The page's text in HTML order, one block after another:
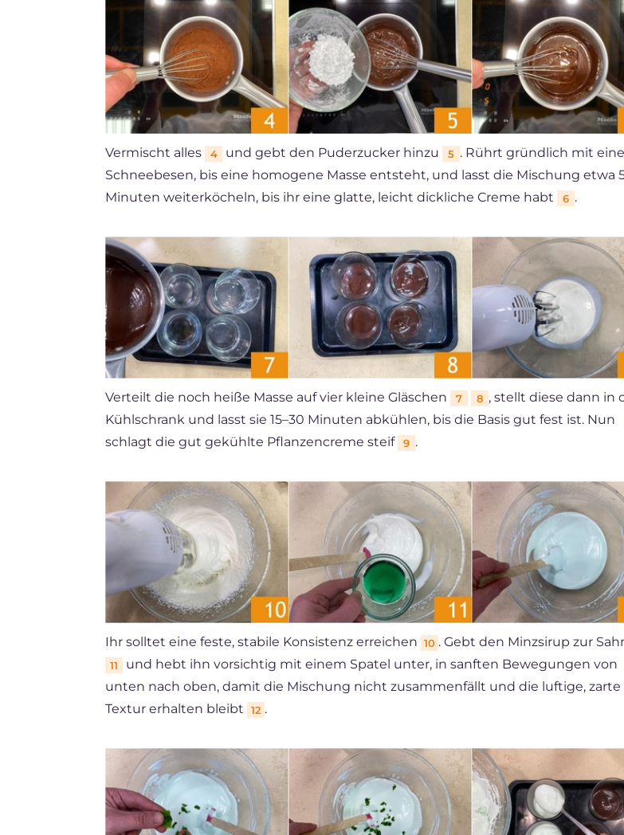
Vermischt alles 4 und gebt den Puderzucker hinzu 5 . Rührt gründlich mit
Schneebesen, bis eine homogene Masse entsteht, und lasst die Mischung etwa
Minuten weiterköcheln, bis ihr eine glatte, leicht dickliche Creme habt
6 .
Verteilt die noch heiße Masse auf vier kleine Gläschen 7 8 , stellt diese dann in
Kühlschrank und lasst sie 15–30 Minuten abkühlen, bis die Basis gut fest ist. Nun
schlagt die gut gekühlte Pflanzencreme steif
9 .
Ihr solltet eine feste, stabile Konsistenz erreichen 10 . Gebt den Minzsirup zur
11
und hebt ihn vorsichtig mit einem Spatel unter, in sanften Bewegungen von
unten nach oben, damit die Mischung nicht zusammenfällt und die luftige, zarte
Textur erhalten bleibt
12 .